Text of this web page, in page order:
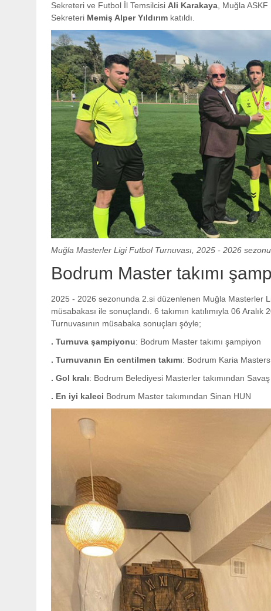
Sekreteri ve Futbol İl Temsilcisi Ali Karakaya , Muğla ASKF
Sekreteri Memiş Alper Yıldırım katıldı.
Muğla Masterler Ligi Futbol Turnuvası, 2025 - 2026 sezonu
Bodrum Master takımı
2025 - 2026 sezonunda 2.si düzenlenen Muğla Masterler
müsabakası ile sonuçlandı. 6 takımın katılımıyla 06
Turnuvasının müsabaka sonuçları şöyle;
. Turnuva şampiyonu: Bodrum Master takımı şampiyon
. Turnuvanın En centilmen takımı: Bodrum Karia Masters
. Gol kralı: Bodrum Belediyesi Masterler takımından
. En iyi kaleci Bodrum Master takımından Sinan HUN